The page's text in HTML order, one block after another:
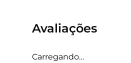
Avaliações